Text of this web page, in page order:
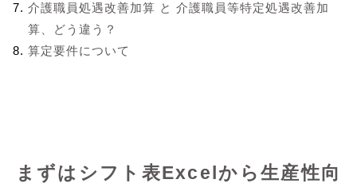
介護職員処遇改善加算 と 介護職員等特定処遇改善加
算、どう違う？
算定要件について
まずはシフト表Excelから生産性向